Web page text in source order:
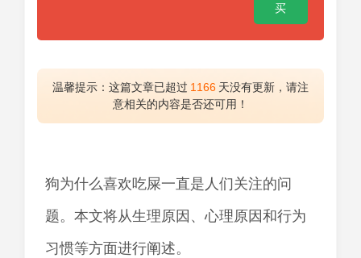
买
温馨提示：这篇文章已超过 1166 天没有更新，请注
意相关的内容是否还可用！
狗为什么喜欢吃屎一直是人们关注的问
题。本文将从生理原因、心理原因和行为
习惯等方面进行阐述。